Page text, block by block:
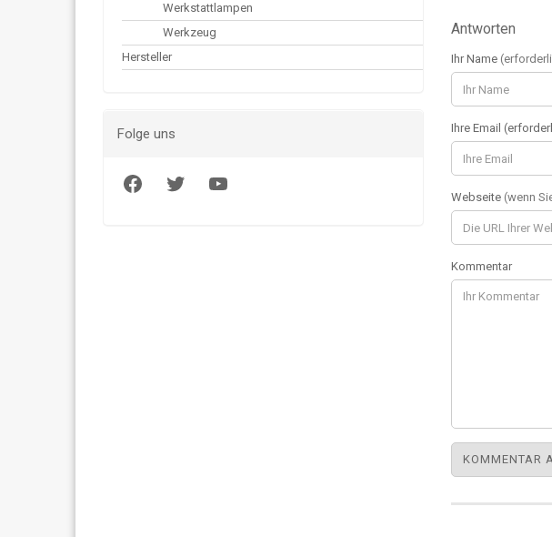
Werkstattlampen
Werkzeug
Hersteller
Folge uns
FacebookTwitter YouTube
Antworten
Ihr Name
Ihre Email
Webseite (wenn
Kommentar